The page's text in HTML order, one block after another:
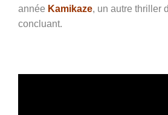
année Kamikaze, un autre thriller
concluant.